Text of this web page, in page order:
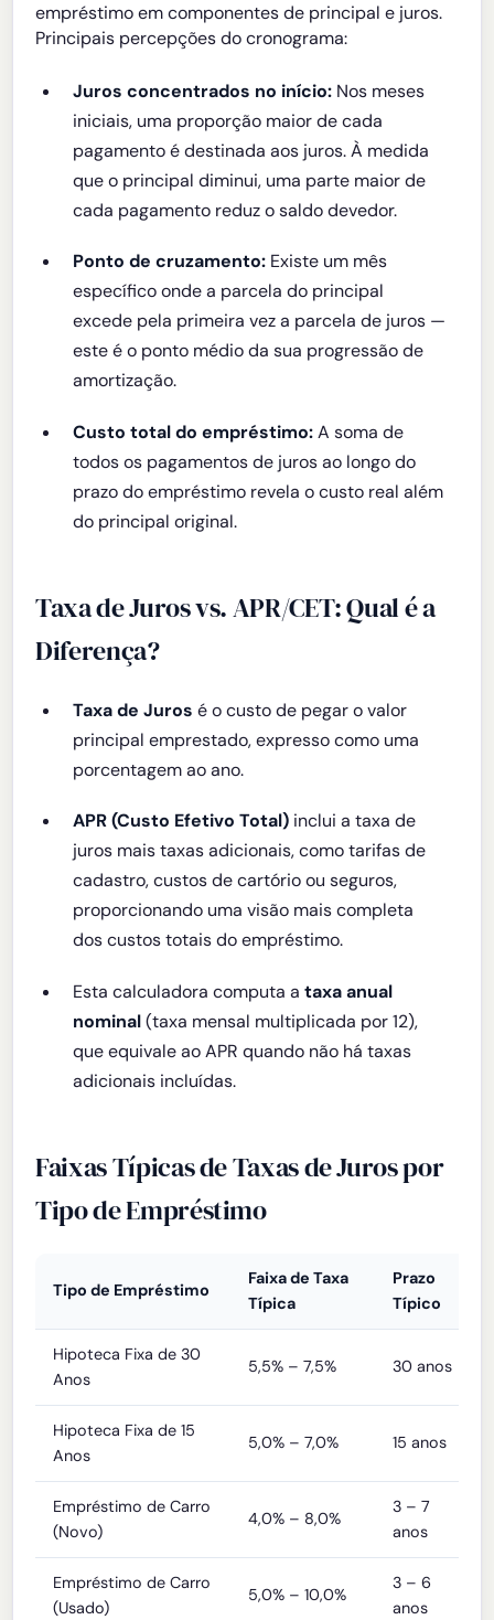
empréstimo em componentes de principal e juros.
Principais percepções do cronograma:
Juros concentrados no início: Nos meses
iniciais, uma proporção maior de cada
pagamento é destinada aos juros. À medida
que o principal diminui, uma parte maior de
cada pagamento reduz o saldo devedor.
Ponto de cruzamento: Existe um mês
específico onde a parcela do principal
excede pela primeira vez a parcela de juros —
este é o ponto médio da sua progressão de
amortização.
Custo total do empréstimo:A soma de
todos os pagamentos de juros ao longo do
prazo do empréstimo revela o custo real além
do principal original.
Taxa de Juros vs. APR/CET: Qual é a
Diferença?
Taxa de Juros é o custo de pegar o valor
principal emprestado, expresso como uma
porcentagem ao ano.
APR (Custo Efetivo Total) inclui a taxa de
juros mais taxas adicionais, como tarifas de
cadastro, custos de cartório ou seguros,
proporcionando uma visão mais completa
dos custos totais do empréstimo.
Esta calculadora computa ataxa anual
nominal(taxa mensal multiplicada por 12),
que equivale ao APR quando não há taxas
adicionais incluídas.
Faixas Típicas de Taxas de Juros por
Tipo de Empréstimo
Tipo de Empréstimo
Faixa de Taxa
Típica
Prazo
Típico
Hipoteca Fixa de 30
Anos
5,5% – 7,5% 30 anos
Hipoteca Fixa de 15
Anos
5,0% – 7,0% 15 anos
Empréstimo de Carro
(Novo)
4,0% – 8,0%
3 – 7
anos
Empréstimo de Carro
(Usado)
5,0% – 10,0%
3 – 6
anos